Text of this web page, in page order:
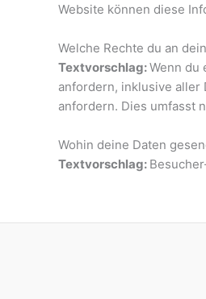
Website können diese
Welche Rechte du an
Textvorschlag:Wenn du
anfordern, inklusive aller
anfordern. Dies umfasst
Wohin deine Daten
Textvorschlag: